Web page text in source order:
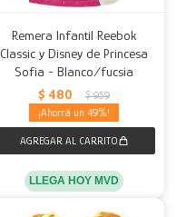
Remera Infantil Reebok
Classic y Disney de Princesa
Sofía - Blanco/fucsia
$ 480 $ 959
49
LLEGA HOY MVD